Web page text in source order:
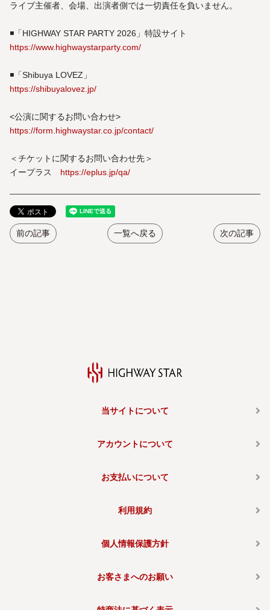
ライブ主催者、会場、出演者側では一切責任を負いません。
◾️「HIGHWAY STAR PARTY 2026」特設サイト
https://www.highwaystarparty.com/
◾️「Shibuya LOVEZ」
https://shibuyalovez.jp/
<公演に関するお問い合わせ>
https://form.highwaystar.co.jp/contact/
＜チケットに関するお問い合わせ先＞
イープラス https://eplus.jp/qa/
前の記事 一覧へ戻る 次の記事
当サイトについて
アカウントについて
お支払いについて
利用規約
個人情報保護方針
お客さまへのお願い